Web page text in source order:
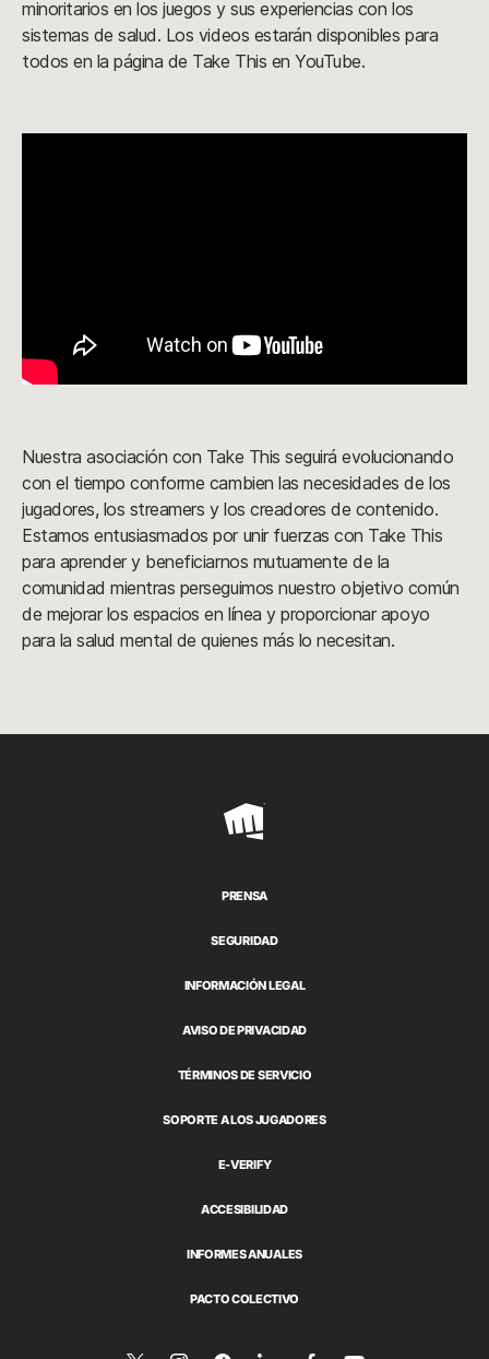
minoritarios en los juegos y sus experiencias con los
sistemas de salud. Los videos estarán disponibles para
todos en la página de Take This en YouTube.
Nuestra asociación con Take This seguirá evolucionando
con el tiempo conforme cambien las necesidades de los
jugadores, los streamers y los creadores de contenido.
Estamos entusiasmados por unir fuerzas con Take This
para aprender y beneficiarnos mutuamente de la
comunidad mientras perseguimos nuestro objetivo común
de mejorar los espacios en línea y proporcionar apoyo
para la salud mental de quienes más lo necesitan.
Riot
PRENSA
SEGURIDAD
INFORMACIÓN LEGAL
AVISO DE PRIVACIDAD
TÉRMINOS DE SERVICIO
SOPORTE A LOS JUGADORES
E-VERIFY
ACCESIBILIDAD
INFORMES ANUALES
PACTO COLECTIVO